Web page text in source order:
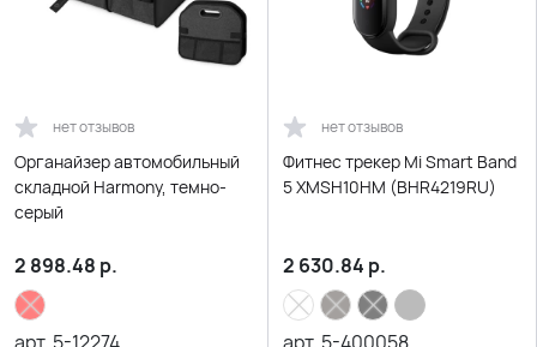
нет отзывов
Органайзер автомобильный
складной Harmony, темно-
серый
2 898.48 р.
нет отзывов
Фитнес трекер Mi Smart Band
5 XMSH10HM (BHR4219RU)
2 630.84 р.